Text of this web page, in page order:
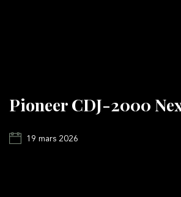
Pioneer CDJ-2000
19 mars 2026